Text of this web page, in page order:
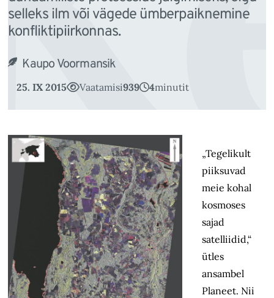
selleks ilm või vägede ümberpaiknemine
konfliktipiirkonnas.
Kaupo Voormansik
25. IX 2015 Vaatamisi939 4minutit
„Tegelikult
piiksuvad
meie kohal
kosmoses
sajad
satelliidid,“
ütles
ansambel
Planeet. Nii